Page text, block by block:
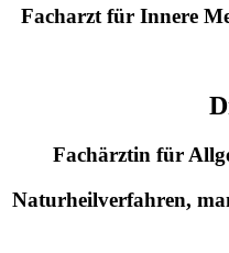
Facharzt für Innere
Fachärztin für
Naturheilverfahren,